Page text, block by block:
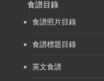
食譜目錄
食譜照片目錄
食譜標題目錄
英文食譜